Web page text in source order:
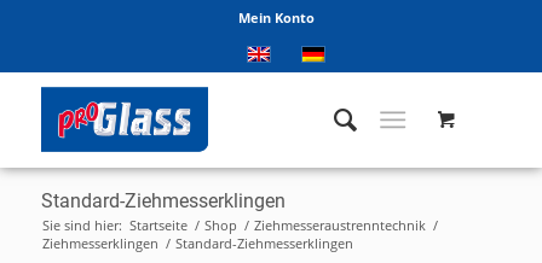
Mein Konto
Standard-Ziehmesserklingen
Sie sind hier: Startseite / Shop / Ziehmesseraustrenntechnik /
Ziehmesserklingen / Standard-Ziehmesserklingen